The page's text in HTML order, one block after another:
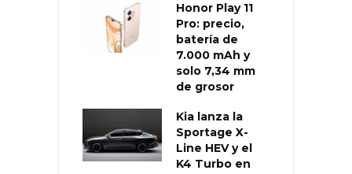
Honor Play 11
Pro: precio,
batería de
7.000 mAh y
solo 7,34 mm
de grosor
Kia lanza la
Sportage X-
Line HEV y el
K4 Turbo en